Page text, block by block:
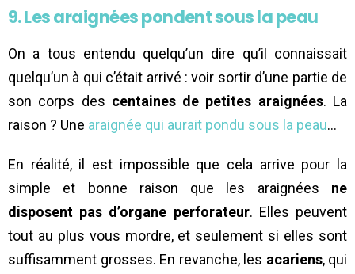
9. Les araignées pondent sous la peau
On a tous entendu quelqu’un dire qu’il connaissait
quelqu’un à qui c’était arrivé : voir sortir d’une partie de
son corps des centaines de petites araignées. La
raison ? Une araignée qui aurait pondu sous la peau…
En réalité, il est impossible que cela arrive pour la
simple et bonne raison que les araignées ne
disposent pas d’organe perforateur. Elles peuvent
tout au plus vous mordre, et seulement si elles sont
suffisamment grosses. En revanche, les acariens, qui